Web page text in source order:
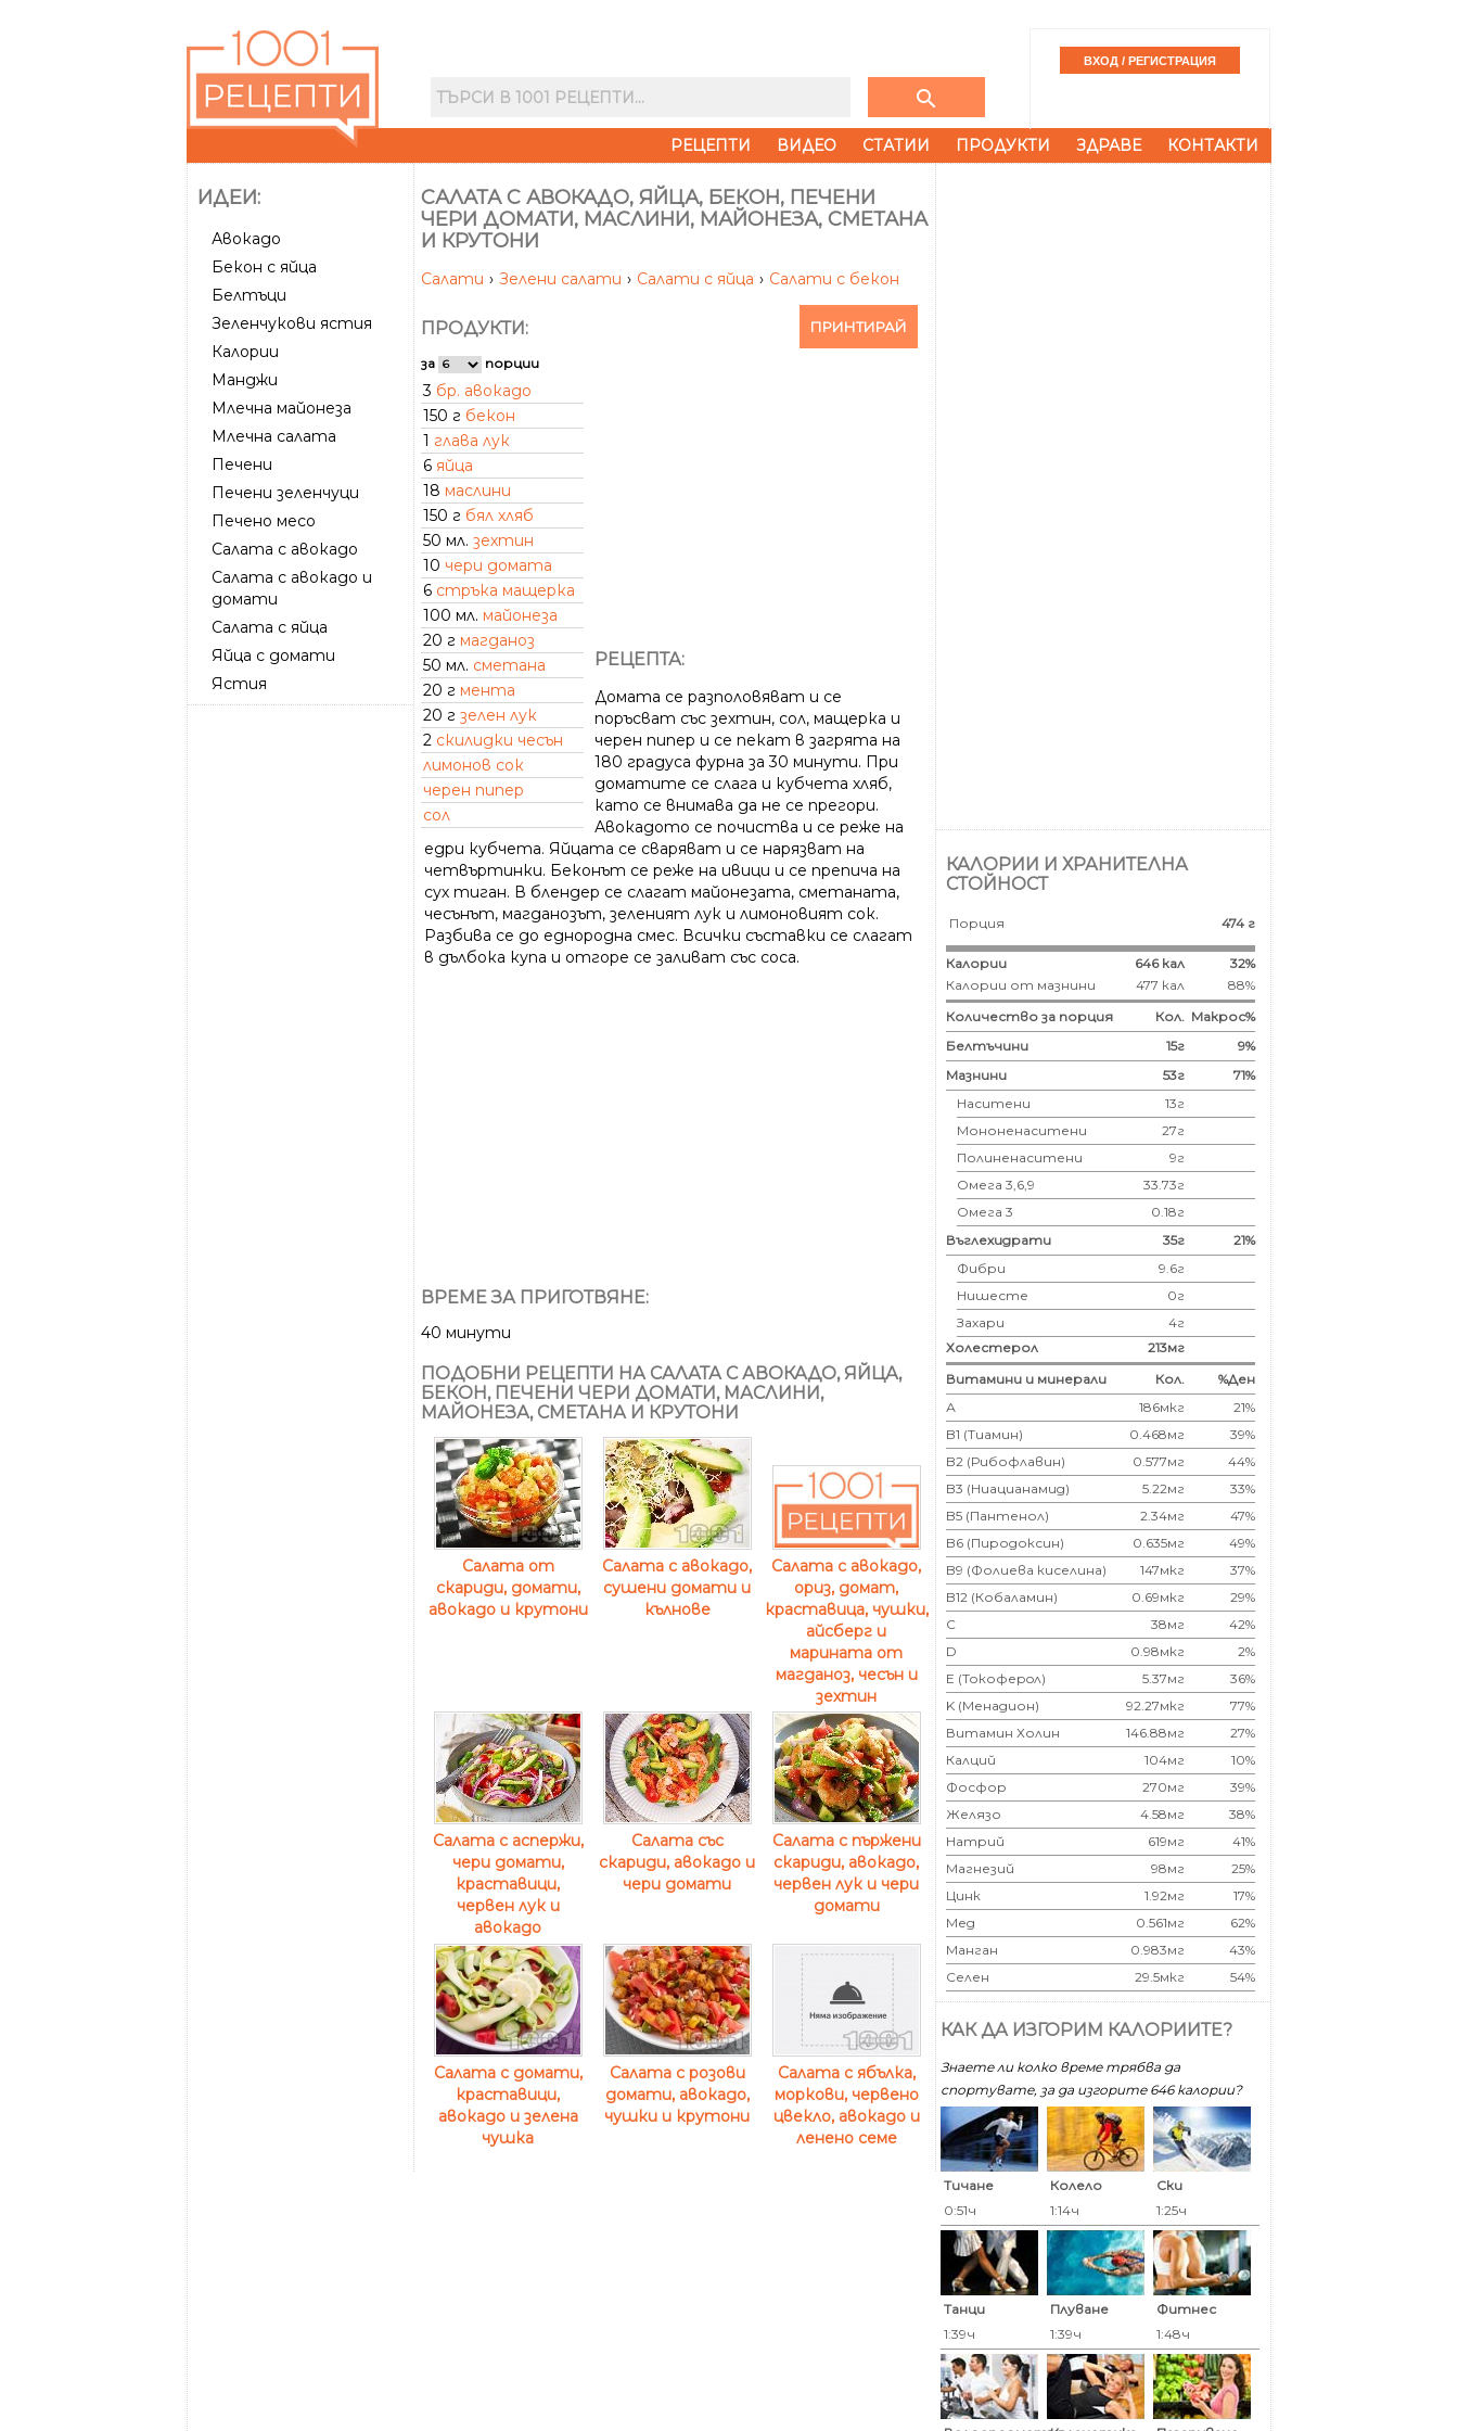
search
РЕЦЕПТИ ВИДЕО СТАТИИ ПРОДУКТИ ЗДРАВЕ КОНТАКТИ
ИДЕИ:
Авокадо
Бекон с яйца
Белтъци
Зеленчукови ястия
Калории
Манджи
Млечна майонеза
Млечна салата
Печени
Печени зеленчуци
Печено месо
Салата с авокадо
Салата с авокадо и
домати
Салата с яйца
Яйца с домати
Ястия
САЛАТА С АВОКАДО, ЯЙЦА, БЕКОН, ПЕЧЕНИ
ЧЕРИ ДОМАТИ, МАСЛИНИ, МАЙОНЕЗА, СМЕТАНА
И КРУТОНИ
Салати › Зелени салати › Салати с яйца › Салати с бекон
ПРИНТИРАЙ
ПРОДУКТИ:
за порции
3 бр. авокадо
150 г бекон
1 глава лук
6 яйца
18 маслини
150 г бял хляб
50 мл. зехтин
10 чери домата
6 стръка мащерка
100 мл. майонеза
20 г магданоз
50 мл. сметана
20 г мента
20 г зелен лук
2 скилидки чесън
лимонов сок
черен пипер
сол
РЕЦЕПТА:
Домата се разполовяват и се
поръсват със зехтин, сол, мащерка и
черен пипер и се пекат в загрята на
180 градуса фурна за 30 минути. При
доматите се слага и кубчета хляб,
като се внимава да не се прегори.
Авокадото се почиства и се реже на
едри кубчета. Яйцата се сваряват и се нарязват на
четвъртинки. Беконът се реже на ивици и се препича на
сух тиган. В блендер се слагат майонезата, сметаната,
чесънът, магданозът, зеленият лук и лимоновият сок.
Разбива се до еднородна смес. Всички съставки се слагат
в дълбока купа и отгоре се заливат със соса.
ВРЕМЕ ЗА ПРИГОТВЯНЕ:
40 минути
ПОДОБНИ РЕЦЕПТИ НА САЛАТА С АВОКАДО, ЯЙЦА,
БЕКОН, ПЕЧЕНИ ЧЕРИ ДОМАТИ, МАСЛИНИ,
МАЙОНЕЗА, СМЕТАНА И КРУТОНИ
Салата от
скариди, домати,
авокадо и крутони
Салата с авокадо,
сушени домати и
кълнове
Салата с авокадо,
ориз, домат,
краставица, чушки,
айсберг и
марината от
магданоз, чесън и
зехтин
Салата с аспержи,
чери домати,
краставици,
червен лук и
авокадо
Салата със
скариди, авокадо и
чери домати
Салата с пържени
скариди, авокадо,
червен лук и чери
домати
Салата с домати,
краставици,
авокадо и зелена
чушка
Салата с розови
домати, авокадо,
чушки и крутони
Салата с ябълка,
моркови, червено
цвекло, авокадо и
ленено семе
КАЛОРИИ И ХРАНИТЕЛНА
СТОЙНОСТ
Порция 474 г
Калории 646кал
32%
Калории от мазнини
477 кал
88%
Количество за порция
Кол. Макрос%
Белтъчини
15г
9%
Мазнини
53г
71%
Наситени
13г
Мононенаситени
27г
Полиненаситени
9г
Омега 3,6,9
33.73г
Омега 3
0.18г
Въглехидрати
35г
21%
Фибри
9.6г
Нишесте
0г
Захари
4г
Холестерол
213мг
Витамини и минерали
Кол.
%Ден
А
186мкг
21%
B1 (Тиамин)
0.468мг
39%
B2 (Рибофлавин)
0.577мг
44%
B3 (Ниацианамид)
5.22мг
33%
B5 (Пантенол)
2.34мг
47%
B6 (Пиродоксин)
0.635мг
49%
B9 (Фолиева киселина)
147мкг
37%
B12 (Кобаламин)
0.69мкг
29%
C
38мг
42%
D
0.98мкг
2%
E (Токоферoл)
5.37мг
36%
K (Менадион)
92.27мкг
77%
Витамин Холин
146.88мг
27%
Калций
104мг
10%
Фосфор
270мг
39%
Желязо
4.58мг
38%
Натрий
619мг
41%
Магнезий
98мг
25%
Цинк
1.92мг
17%
Мед
0.561мг
62%
Манган
0.983мг
43%
Селен
29.5мкг 54%
КАК ДА ИЗГОРИМ КАЛОРИИТЕ?
Знаете ли колко време трябва да
спортувате, за да изгорите 646 калoрии?
Тичане
0:51ч
Колело
1:14ч
Ски
1:25ч
Танци
1:39ч
Плуване
1:39ч
Фитнес
1:48ч